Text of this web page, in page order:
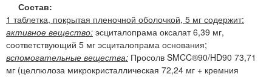
Состав:
1 таблетка, покрытая пленочной оболочкой, 5 мг содержит:
активное вещество: эсциталопрама оксалат 6,39 мг,
соответствующий 5 мг эсциталопрама основания;
вспомогательные вещества: Просолв SMCC®90/HD90 73,71
мг (целлюлоза микрокристаллическая 72,24 мг + кремния